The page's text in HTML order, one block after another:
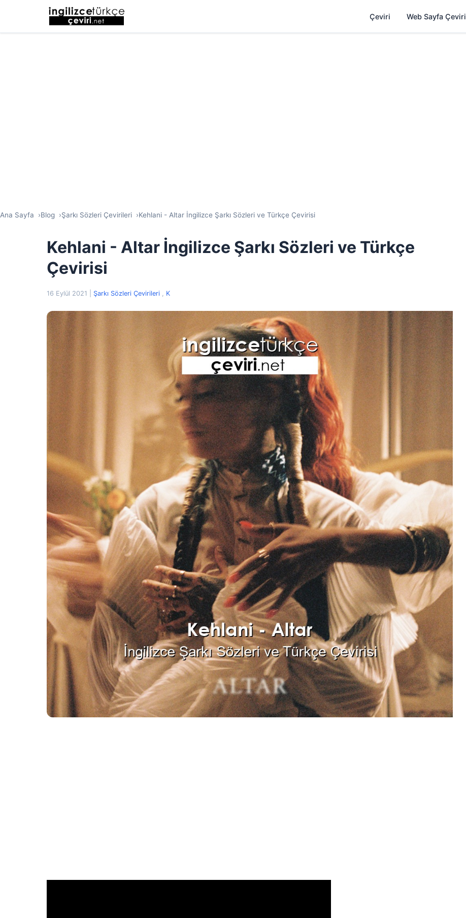
Çeviri Web Sayfa Çeviri
Ana Sayfa Blog Şarkı Sözleri Çevirileri Kehlani - Altar İngilizce Şarkı Sözleri ve Türkçe Çevirisi
Kehlani - Altar İngilizce Şarkı Sözleri ve Türkçe
Çevirisi
16 Eylül 2021 Şarkı Sözleri Çevirileri , K